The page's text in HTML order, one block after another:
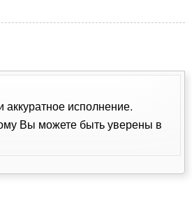
исполнение.
Вы можете быть уверены в